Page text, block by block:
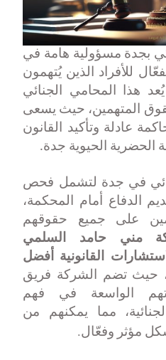
بجدة مسؤولية هامة في
للأفراد الذين يُتهمون
هذا المحامي الجنائي
المتهمين، حيث يسعى
عادلة وتأكيد القانون
الحضرية الحيوية جدة.
في جدة لتشمل فحص
الدفاع أمام المحكمة،
على جميع حقوقهم
مني حامد السلمي
القانونية أفضل
حيث تضم الشركة فريق
الواسعة في فهم
مما يمكنهم من
مؤثر وفعّال.